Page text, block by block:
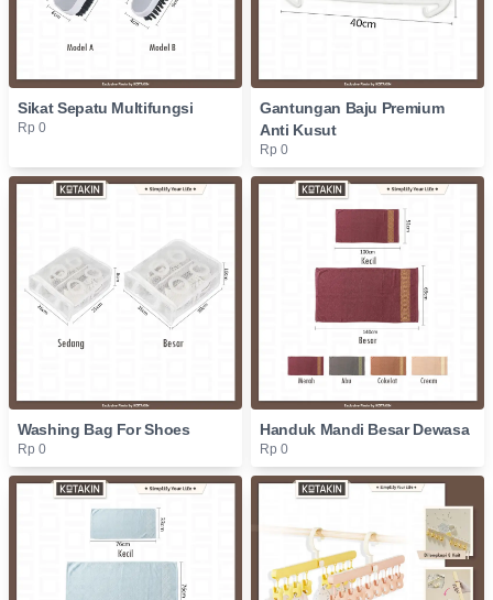
Sikat Sepatu Multifungsi
Rp 0
Gantungan Baju Premium
Anti Kusut
Rp 0
Washing Bag For Shoes
Rp 0
Handuk Mandi Besar Dewasa
Rp 0